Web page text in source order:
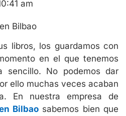
am
libros, los guardamos con
en el que tenemos
sencillo. No podemos dar
ello muchas veces acaban
En nuestra empresa de
Bilbao sabemos bien que